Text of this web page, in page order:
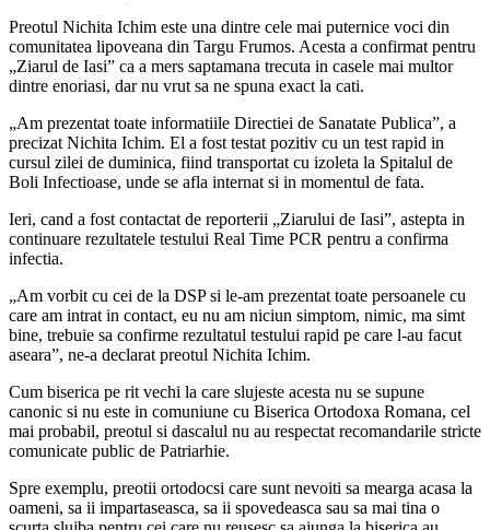
Preotul Nichita Ichim este una dintre cele mai puternice voci din
comunitatea lipoveana din Targu Frumos. Acesta a confirmat pentru
„Ziarul de Iasi” ca a mers saptamana trecuta in casele mai multor
dintre enoriasi, dar nu vrut sa ne spuna exact la cati.
„Am prezentat toate informatiile Directiei de Sanatate Publica”, a
precizat Nichita Ichim. El a fost testat pozitiv cu un test rapid in
cursul zilei de duminica, fiind transportat cu izoleta la Spitalul de
Boli Infectioase, unde se afla internat si in momentul de fata.
Ieri, cand a fost contactat de reporterii „Ziarului de Iasi”, astepta in
continuare rezultatele testului Real Time PCR pentru a confirma
infectia.
„Am vorbit cu cei de la DSP si le-am prezentat toate persoanele cu
care am intrat in contact, eu nu am niciun simptom, nimic, ma simt
bine, trebuie sa confirme rezultatul testului rapid pe care l-au facut
aseara”, ne-a declarat preotul Nichita Ichim.
Cum biserica pe rit vechi la care slujeste acesta nu se supune
canonic si nu este in comuniune cu Biserica Ortodoxa Romana, cel
mai probabil, preotul si dascalul nu au respectat recomandarile stricte
comunicate public de Patriarhie.
Spre exemplu, preotii ortodocsi care sunt nevoiti sa mearga acasa la
oameni, sa ii impartaseasca, sa ii spovedeasca sau sa mai tina o